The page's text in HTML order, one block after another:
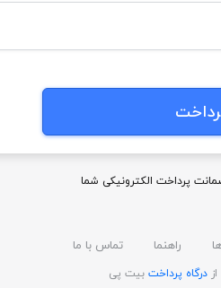
پرداخت الکترونیکی شما
راهنما تماس با ما
درگاه پرداختبیت پی